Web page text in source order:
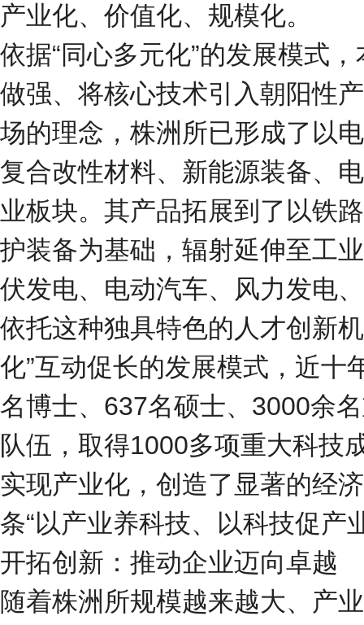
产业化、价值化、规模化。
依据“同心多元化”的发展模式
做强、将核心技术引入朝阳性
场的理念，株洲所已形成了以
复合改性材料、新能源装备、
业板块。其产品拓展到了以铁
护装备为基础，辐射延伸至工
伏发电、电动汽车、风力发电
依托这种独具特色的人才创新
化”互动促长的发展模式，近十
名博士、637名硕士、3000余
队伍，取得1000多项重大科技
实现产业化，创造了显著的经
条“以产业养科技、以科技促产
开拓创新：推动企业迈向卓越
随着株洲所规模越来越大、产